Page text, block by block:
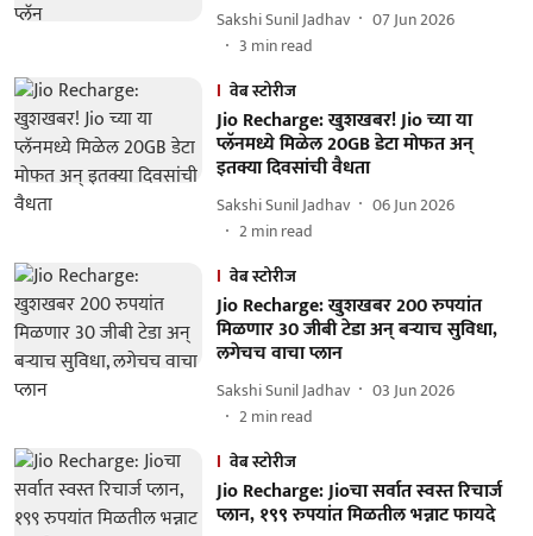
Sakshi Sunil Jadhav
07 Jun 2026
3 min read
वेब स्टोरीज
Jio Recharge: खुशखबर! Jio च्या या
प्लॅनमध्ये मिळेल 20GB डेटा मोफत अन्
इतक्या दिवसांची वैधता
Sakshi Sunil Jadhav
06 Jun 2026
2min read
वेब स्टोरीज
Jio Recharge: खुशखबर 200 रुपयांत
मिळणार 30 जीबी टेडा अन् बऱ्याच सुविधा,
लगेचच वाचा प्लान
Sakshi Sunil Jadhav
03 Jun 2026
2min read
वेब स्टोरीज
Jio Recharge: Jioचा सर्वात स्वस्त रिचार्ज
प्लान, १९९ रुपयांत मिळतील भन्नाट फायदे